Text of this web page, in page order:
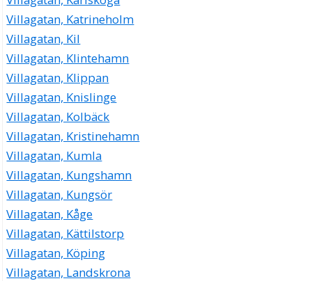
Villagatan, Katrineholm
Villagatan, Kil
Villagatan, Klintehamn
Villagatan, Klippan
Villagatan, Knislinge
Villagatan, Kolbäck
Villagatan, Kristinehamn
Villagatan, Kumla
Villagatan, Kungshamn
Villagatan, Kungsör
Villagatan, Kåge
Villagatan, Kättilstorp
Villagatan, Köping
Villagatan, Landskrona